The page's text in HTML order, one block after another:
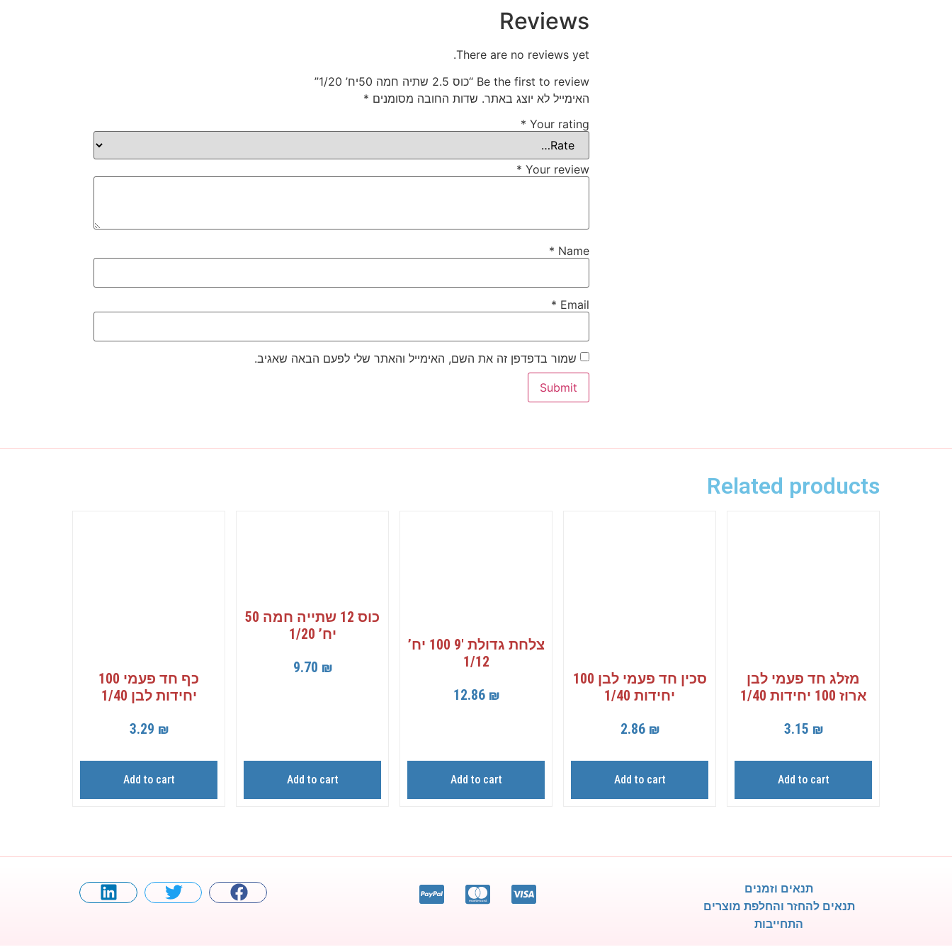
Reviews
There are no reviews yet.
Be the first to review “כוס 2.5 שתיה חמה 50יח’ 1/20”
האימייל לא יוצג באתר. שדות החובה מסומנים *
Your rating
*
Your review
*
Name
*
Email
*
שמור בדפדפן זה את השם, האימייל והאתר שלי לפעם הבאה שאגיב.
Related products
מזלג חד פעמי לבן
ארוז 100 יחידות 1/40
3.15 ₪
Add to cart
סכין חד פעמי לבן 100
יחידות 1/40
2.86 ₪
Add to cart
צלחת גדולת 9′ 100 יח’
1/12
12.86 ₪
Add to cart
כוס 12 שתייה חמה 50
יח’ 1/20
9.70 ₪
Add to cart
כף חד פעמי 100
יחידות לבן 1/40
3.29 ₪
Add to cart
תנאים וזמנים
תנאים להחזר והחלפת מוצרים
התחייבות